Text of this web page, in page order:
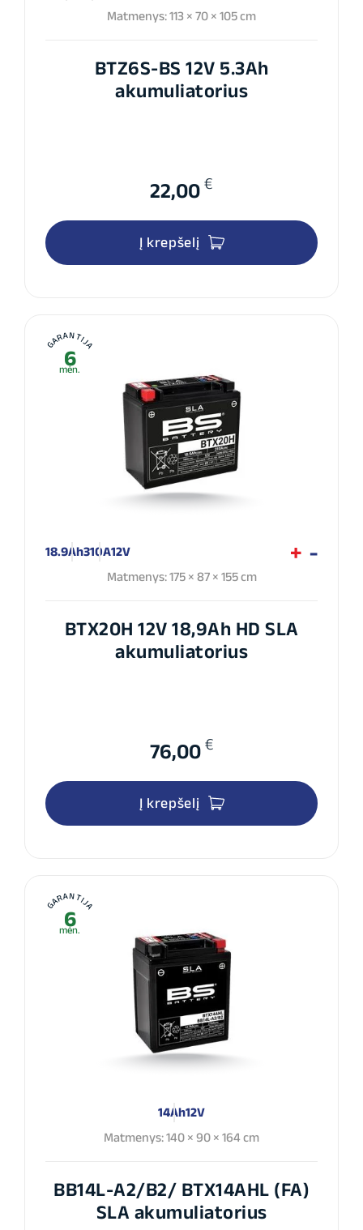
Matmenys: 113 × 70 × 105 cm
BTZ6S-BS 12V 5.3Ah
akumuliatorius
22,00 €
Į krepšelį
GARANTIJA
6
mėn.
18.9Ah310A12V
Matmenys: 175 × 87 × 155 cm
BTX20H 12V 18,9Ah HD SLA
akumuliatorius
76,00 €
Į krepšelį
GARANTIJA
6
mėn.
14Ah12V
Matmenys: 140 × 90 × 164 cm
BB14L-A2/B2/ BTX14AHL (FA)
SLA akumuliatorius